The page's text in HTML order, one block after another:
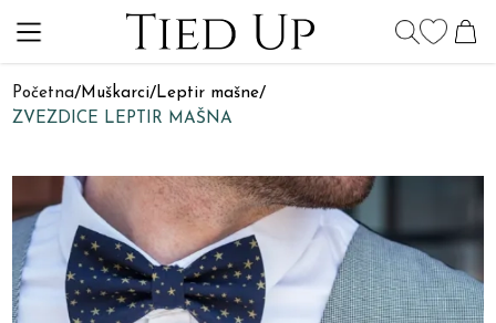
Početna/Muškarci/Leptir mašne/
ZVEZDICE LEPTIR MAŠNA